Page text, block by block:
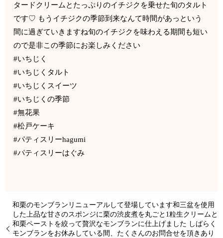
タードクリームとたっぷりのイチジクを乗せた旬のタルト
です♡ もうイチジクの季節到来なんて時間があっという
間に過ぎていきますね旬のイチジクを味わえる期間も短い
ので是非この季節にお楽しみください
#いちじく
#いちじくタルト
#いちじくスイーツ
#いちじくの季節
#無花果
#松戸ケーキ
#パティスリーhagumi
#パティスリーはぐみ
和栗のモンブランリニューアルして登場しています和三盆を使用
した上品な甘さのスポンジに栗の渋皮煮を丸ごと1粒生クリームと
和栗ペーストを絞って贅沢なモンブランに仕上げました しばらく
モンブランをお休みしている間、たくさんのお問合せを頂きあり